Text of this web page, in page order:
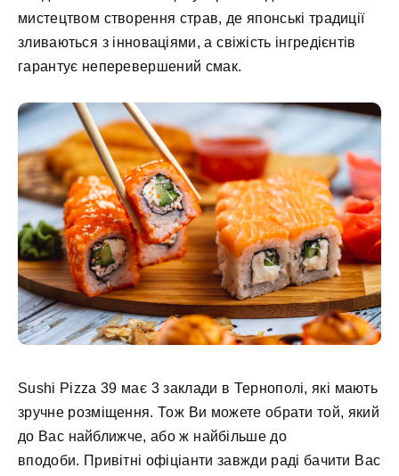
мистецтвом створення страв, де японські традиції
зливаються з інноваціями, а свіжість інгредієнтів
гарантує неперевершений смак.
Sushi Pizza 39 має 3 заклади в Тернополі, які мають
зручне розміщення. Тож Ви можете обрати той, який
до Вас найближче, або ж найбільше до
вподоби. Привітні офіціанти завжди раді бачити Вас